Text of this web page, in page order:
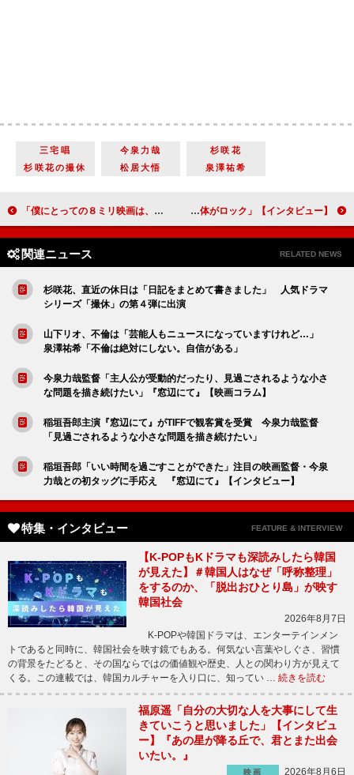
三宅唱 今泉力哉
杉咲花
杉咲花の撮休
松居大悟 泉澤祐希
「僕にとっての８ミリ映画は、地元でおいしいご飯屋さんを新しく見つけた感じ」『Single8』上村侑【インタビュー】 ミュージカル「RENT」に再び挑む、花村想太＆平間壮一「この作品全体がロック」【インタビュー】
関連ニュース RELATED NEWS
杉咲花、直近の休日は「日記をまとめて書きました」 人気ドラマ
シリーズ「撮休」の第４弾に出演
山下リオ、不倫は「芸能人もニュースになっていますけれど…」
泉澤祐希「不倫は絶対にしない。自信がある」
今泉力哉監督「主人公が受動的だったり、見過ごされるような小さ
な問題を描き続けたい」『窓辺にて』【映画コラム】
稲垣吾郎主演『窓辺にて』がTIFFで観客賞を受賞 今泉力哉監督
「見過ごされるような小さな問題を描き続けたい」
稲垣吾郎「いい時間を過ごすことができた」注目の映画監督・今泉
力哉との初タッグに手応え 『窓辺にて』【インタビュー】
特集・インタビュー FEATURE & INTERVIEW
【K-POPもKドラマも深読みしたら韓国
が見えた】＃韓国人はなぜ「呼称整理」
をするのか、「脱出おひとり島」が映す
韓国社会
2026年8月7日
K-POPや韓国ドラマは、エンターテインメン
トであると同時に、韓国社会を映す鏡でもある。何気ない言葉やしぐさ、習慣
の背景をたどると、その国ならではの価値観や歴史、人との関わり方が見えて
くる。この連載では、韓国カルチャーを入り口に、知ってい … 続きを読む
福原遥「自分の大切な人を大事にして生
きていこうと思いました」【インタビュ
ー】『あの星が降る丘で、君とまた出会
いたい。』
映画
2026年8月6日